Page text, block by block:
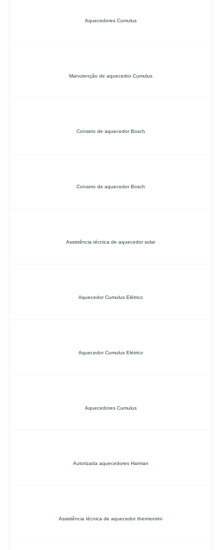
Aquecedores Cumulus
Manutenção de aquecedor Cumulus
Conseto de aquecedor Bosch
Conseto de aquecedor Bosch
Assistência técnica de aquecedor solar
Aquecedor Cumulus Elétrico
Aquecedor Cumulus Elétrico
Aquecedores Cumulus
Autorizada aquecedores Harman
Assistência técnica de aquecedor thermontini